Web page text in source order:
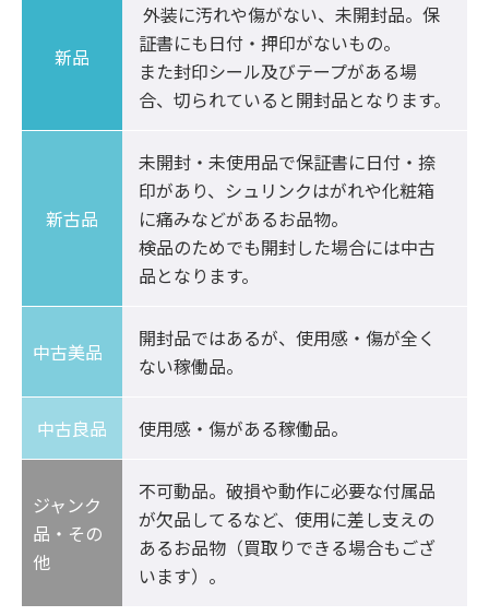
新品
証書にも日付・押印がないもの。
また封印シール及びテープがある場
合、切られていると開封品となります。
新古品
未開封・未使用品で保証書に日付・捺
印があり、シュリンクはがれや化粧箱
に痛みなどがあるお品物。
検品のためでも開封した場合には中古
品となります。
開封品ではあるが、使用感・傷が全く
ない稼働品。
中古良品 使用感・傷がある稼働品。
ジャンク
品・その
他
不可動品。破損や動作に必要な付属品
が欠品してるなど、使用に差し支えの
あるお品物（買取りできる場合もござ
います）。